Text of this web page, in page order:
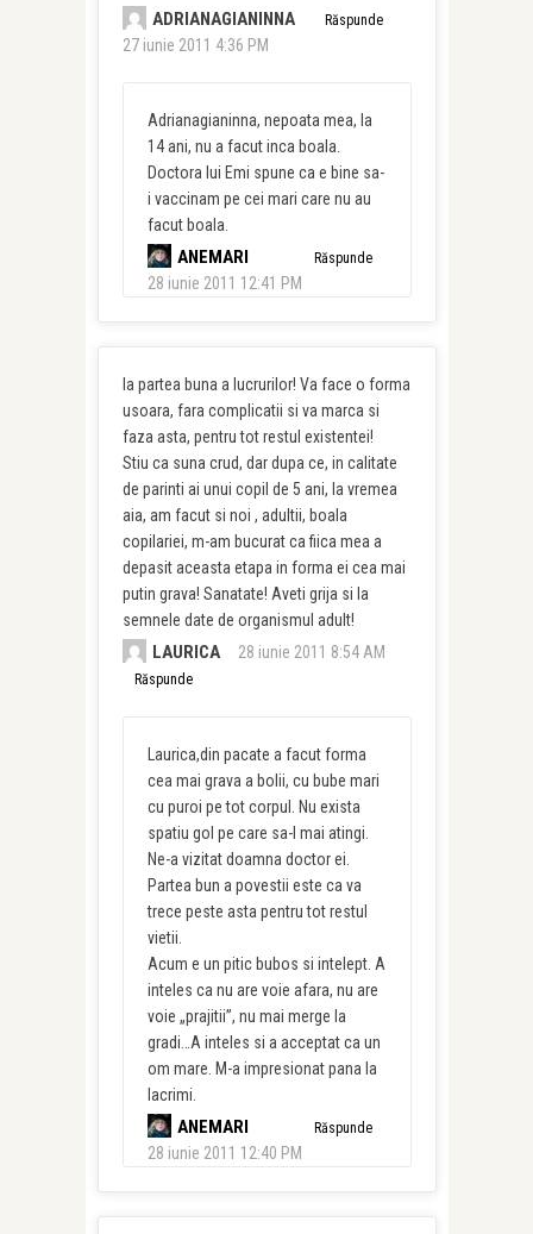
ADRIANAGIANINNA
27 iunie 2011 4:36 PM
Răspunde
Adrianagianinna, nepoata mea, la
14 ani, nu a facut inca boala.
Doctora lui Emi spune ca e bine sa-
i vaccinam pe cei mari care nu au
facut boala.
ANEMARI
28 iunie 2011 12:41 PM
Răspunde
Ia partea buna a lucrurilor! Va face o forma
usoara, fara complicatii si va marca si
faza asta, pentru tot restul existentei!
Stiu ca suna crud, dar dupa ce, in calitate
de parinti ai unui copil de 5 ani, la vremea
aia, am facut si noi , adultii, boala
copilariei, m-am bucurat ca fiica mea a
depasit aceasta etapa in forma ei cea mai
putin grava! Sanatate! Aveti grija si la
semnele date de organismul adult!
LAURICA 28 iunie 2011 8:54 AM
Răspunde
Laurica,din pacate a facut forma
cea mai grava a bolii, cu bube mari
cu puroi pe tot corpul. Nu exista
spatiu gol pe care sa-l mai atingi.
Ne-a vizitat doamna doctor ei.
Partea bun a povestii este ca va
trece peste asta pentru tot restul
vietii.
Acum e un pitic bubos si intelept. A
inteles ca nu are voie afara, nu are
voie „prajitii”, nu mai merge la
gradi…A inteles si a acceptat ca un
om mare. M-a impresionat pana la
lacrimi.
ANEMARI
28 iunie 2011 12:40 PM
Răspunde